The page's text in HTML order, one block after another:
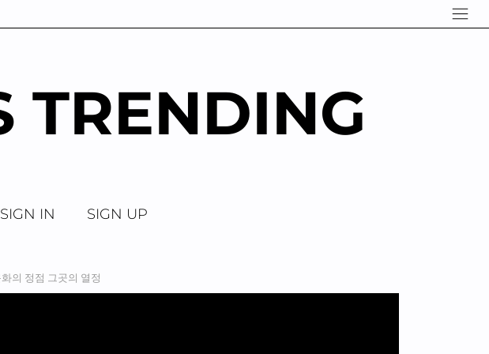
TRENDING
SIGN IN SIGN UP
의 정점 그곳의 열정